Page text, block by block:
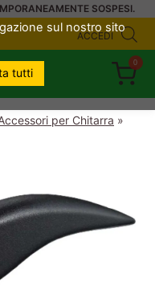
SOSPESI.
ACCEDI
0
per Chitarra »
sul nostro sito
tutti